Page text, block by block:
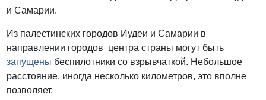
и Самарии.
Из палестинских городов Иудеи и Самарии в
направлении городов центра страны могут быть
запущены беспилотники со взрывчаткой. Небольшое
расстояние, иногда несколько километров, это вполне
позволяет.